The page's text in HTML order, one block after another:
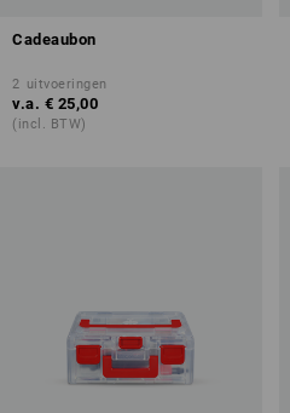
Cadeaubon
2 uitvoeringen
v.a. € 25,00
(incl. BTW)